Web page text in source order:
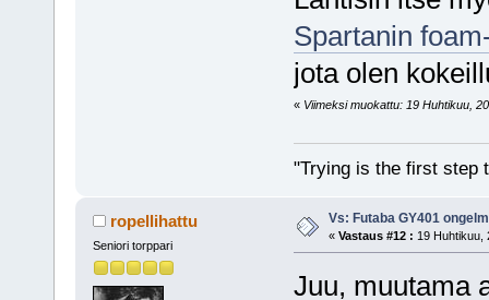
Spartanin
jota olen
« Viimeksi muokattu: 19 Huhtikuu,
"Trying is the first step
ropellihattu
Seniori torppari
Vs: Futaba GY401
« Vastaus #12 : 19 Huhtikuu,
Juu, muutama